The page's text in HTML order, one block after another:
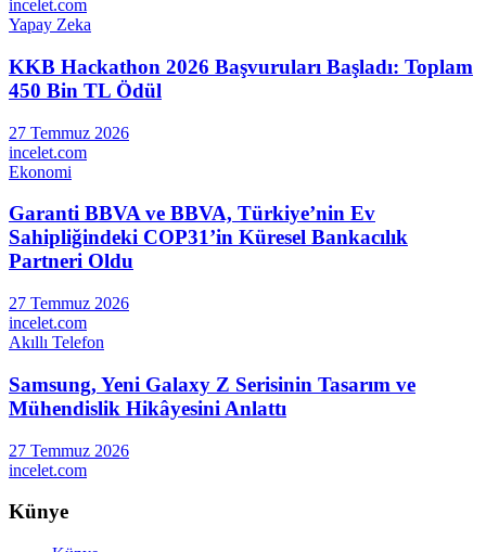
incelet.com
Yapay Zeka
KKB Hackathon 2026 Başvuruları Başladı: Toplam
450 Bin TL Ödül
27 Temmuz 2026
incelet.com
Ekonomi
Garanti BBVA ve BBVA, Türkiye’nin Ev
Sahipliğindeki COP31’in Küresel Bankacılık
Partneri Oldu
27 Temmuz 2026
incelet.com
Akıllı Telefon
Samsung, Yeni Galaxy Z Serisinin Tasarım ve
Mühendislik Hikâyesini Anlattı
27 Temmuz 2026
incelet.com
Künye